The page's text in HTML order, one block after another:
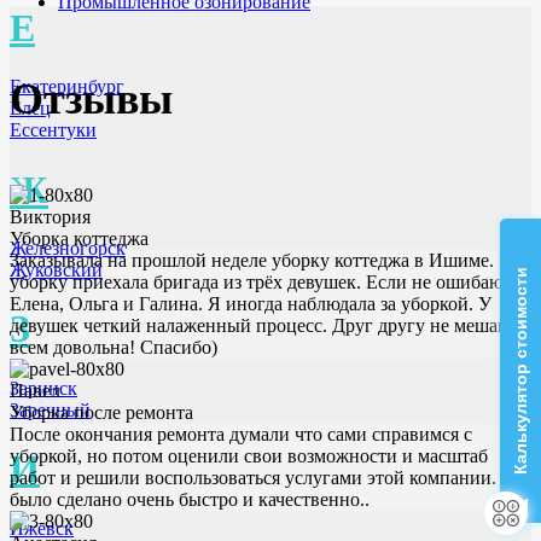
Е
Екатеринбург
Елец
Ессентуки
Ж
Железногорск
Жуковский
З
Заринск
Заречный
И
Ижевск
Отзывы
Виктория
Уборка коттеджа
Заказывала на прошлой неделе уборку коттеджа в Ишиме. На
уборку приехала бригада из трёх девушек. Если не ошибаюсь
Елена, Ольга и Галина. Я иногда наблюдала за уборкой. У
девушек четкий налаженный процесс. Друг другу не мешают,
всем довольна! Спасибо)
Павел
Уборка после ремонта
После окончания ремонта думали что сами справимся с
уборкой, но потом оценили свои возможности и масштаб
работ и решили воспользоваться услугами этой компании. Все
было сделано очень быстро и качественно..
Калькулятор стоимости